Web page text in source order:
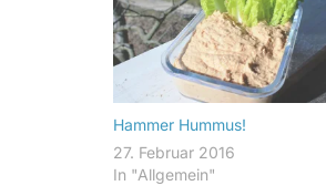
Hammer Hummus!
27. Februar 2016
In "Allgemein"